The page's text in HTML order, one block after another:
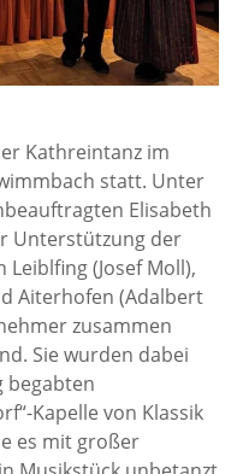
Kathreintanz im
statt. Unter
Elisabeth
Unterstützung der
(Josef Moll),
Aiterhofen (Adalbert
zusammen
Sie wurden dabei
begabten
Kapelle von Klassik
es mit großer